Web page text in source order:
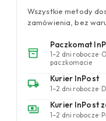
Wszystkie metody
zamówienia, bez
Paczkomat
1–2 dni robocze ·
paczkomacie
Kurier InPost
1–2 dni robocze
Kurier InPost
1–2 dni robocze ·